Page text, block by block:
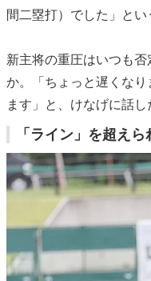
間二塁打）でした」とい
新主将の重圧はいつも
か。「ちょっと遅くな
ます」と、けなげに話し
「ライン」を超えら